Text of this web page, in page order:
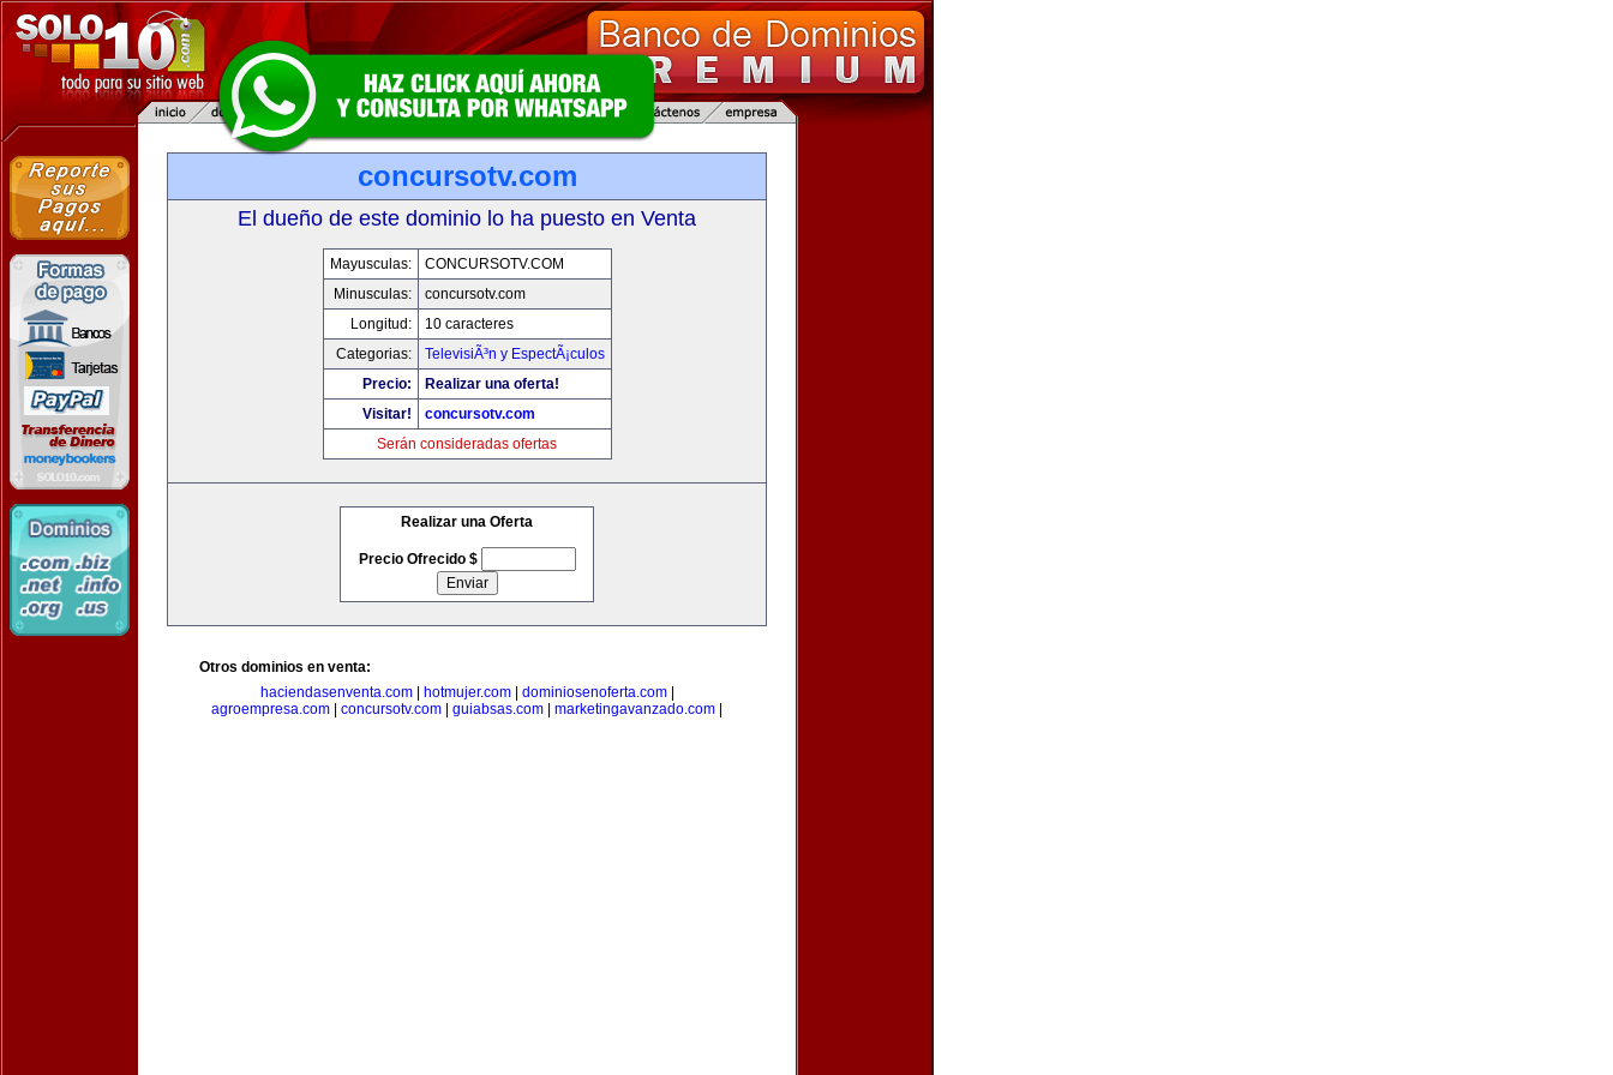
concursotv.com
El dueño de este dominio lo ha puesto en Venta
Mayusculas:
CONCURSOTV.COM
Minusculas:
concursotv.com
Longitud:
10 caracteres
Categorias:
TelevisiÃ³n y EspectÃ¡culos
Precio:
Realizar una oferta!
Visitar!
concursotv.com
Serán consideradas ofertas
Realizar una Oferta
Precio Ofrecido $
Otros dominios en venta:
haciendasenventa.com| hotmujer.com| dominiosenoferta.com|
agroempresa.com
concursotv.com guiabsas.com marketingavanzado.com